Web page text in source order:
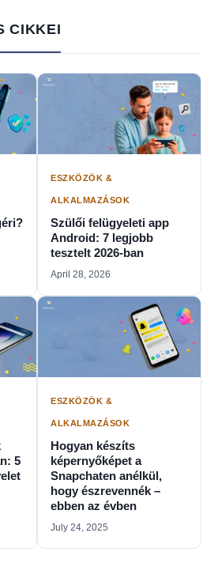
CIKKEI
ESZKÖZÖK &
ALKALMAZÁSOK
Szülői felügyeleti app
Android: 7 legjobb
tesztelt 2026-ban
April 28, 2026
5
ESZKÖZÖK &
ALKALMAZÁSOK
Hogyan készíts
képernyőképet a
Snapchaten anélkül,
hogy észrevennék –
ebben az évben
July 24, 2025